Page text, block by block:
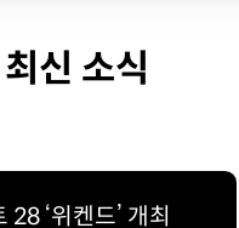
신 소식
‘위켄드’ 개최